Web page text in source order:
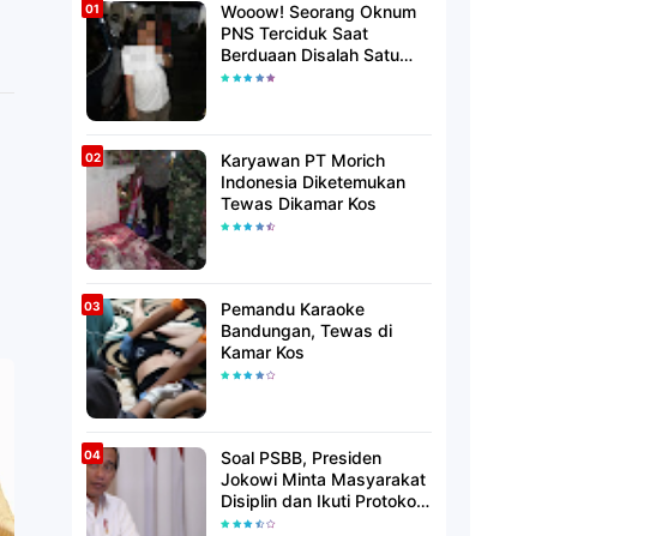
Wooow! Seorang Oknum
PNS Terciduk Saat
Berduaan Disalah Satu
Kamar Hotel Salatiga
Karyawan PT Morich
Indonesia Diketemukan
Tewas Dikamar Kos
Pemandu Karaoke
Bandungan, Tewas di
Kamar Kos
Soal PSBB, Presiden
Jokowi Minta Masyarakat
Disiplin dan Ikuti Protokol
Kesehatan